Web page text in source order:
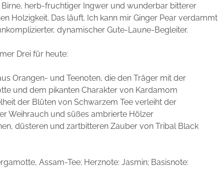
Birne, herb-fruchtiger Ingwer und wunderbar bitterer
Holzigkeit. Das läuft. Ich kann mir Ginger Pear verdammt
dynamischer Gute-Laune-Begleiter.
Drei für heute:
Orangen- und Teenoten, die den Träger mit der
und dem pikanten Charakter von Kardamom
der Blüten von Schwarzem Tee verleiht der
Weihrauch und süßes ambrierte Hölzer
düsteren und zartbitteren Zauber von Tribal Black
Assam-Tee; Herznote:Jasmin; Basisnote: